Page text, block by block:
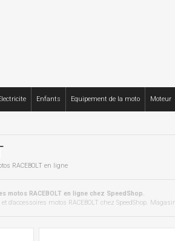
Enfants Equipement de la moto Moteur
RACEBOLT en ligne
motos RACEBOLT en ligne chez SpeedShop.
d'accessoires motos RACEBOLT chez SpeedShop.